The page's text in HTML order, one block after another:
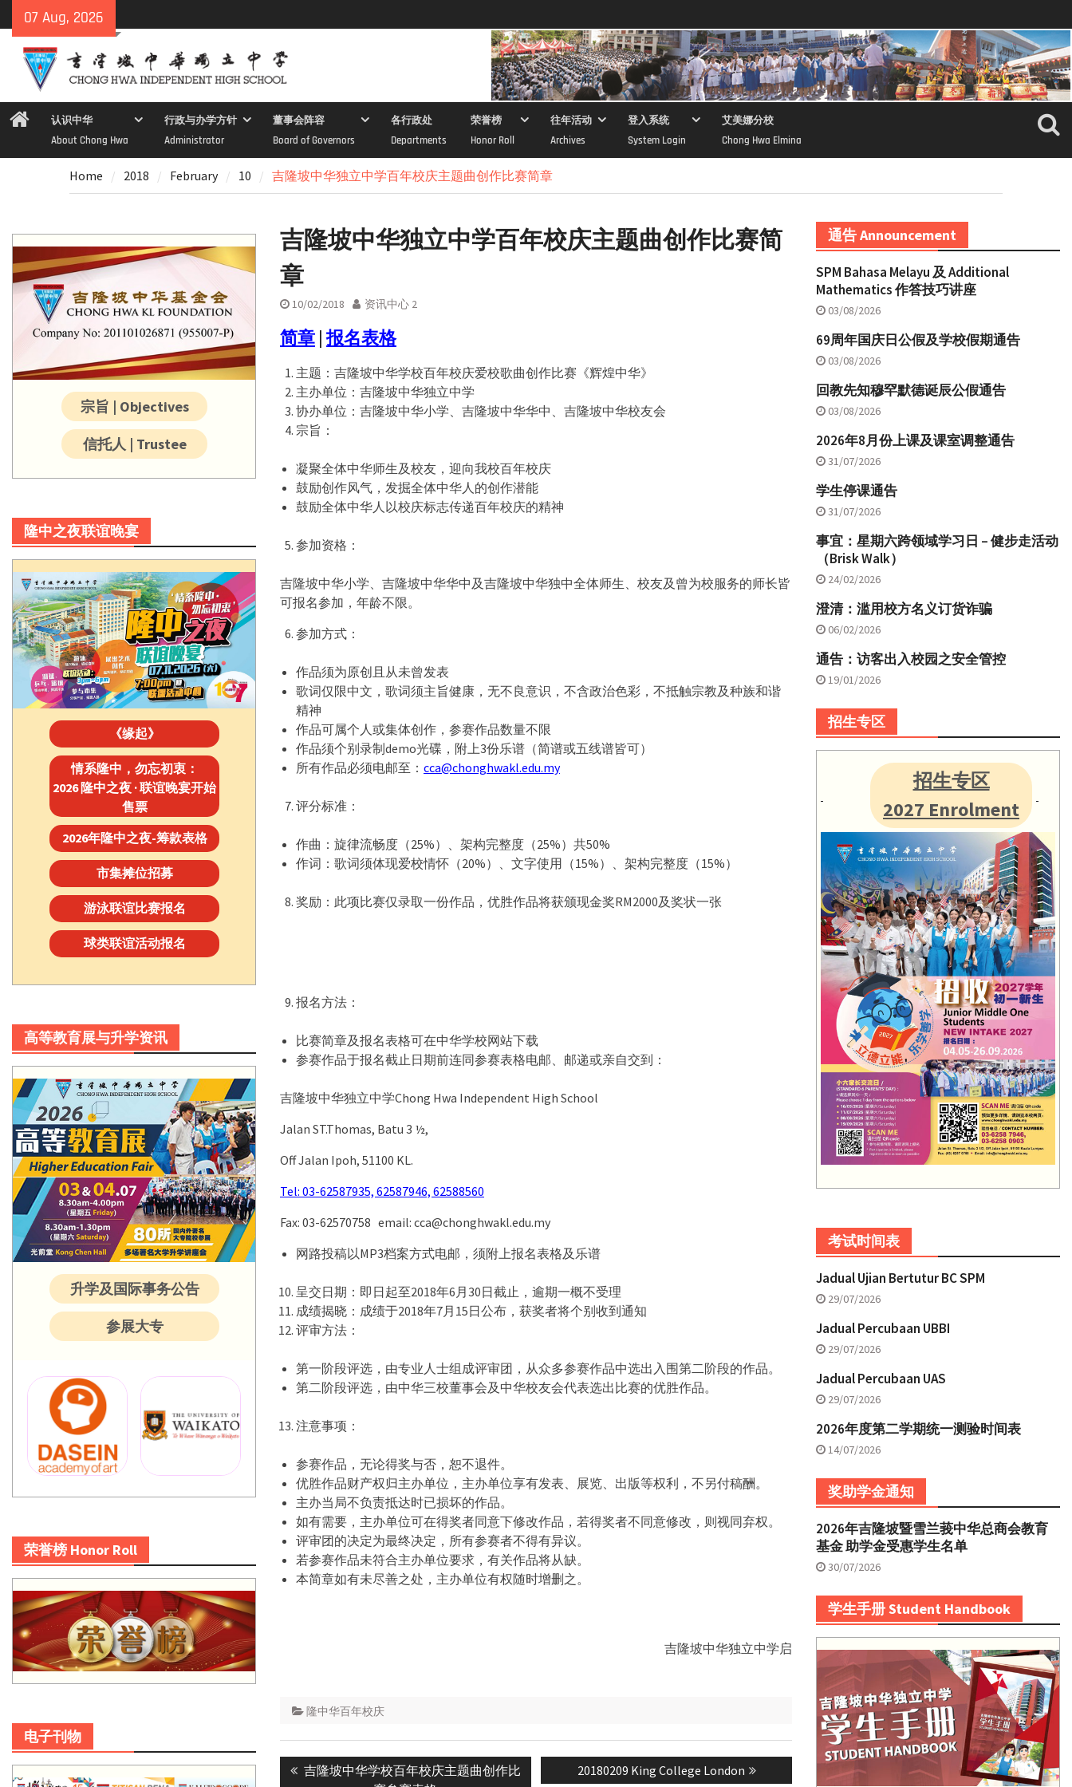
to
content
07 Aug, 2026
Home认识中华
About Chong Hwa
行政与办学方针
Administrator
董事会阵容
Board of Governors
各行政处
Departments
荣誉榜
Honor Roll
往年活动
Archives
登入系统
System Login
艾美娜分校
Chong Hwa Elmina
Home 2018 February 10 吉隆坡中华独立中学百年校庆主题曲创作比赛简章
吉隆坡中华独立中学百年校庆主题曲创作比赛简
章
10/02/2018 资讯中心 2
简章 |报名表格
主题：吉隆坡中华学校百年校庆爱校歌曲创作比赛《辉煌中华》
主办单位：吉隆坡中华独立中学
协办单位：吉隆坡中华小学、吉隆坡中华华中、吉隆坡中华校友会
宗旨：
凝聚全体中华师生及校友，迎向我校百年校庆
鼓励创作风气，发掘全体中华人的创作潜能
鼓励全体中华人以校庆标志传递百年校庆的精神
参加资格：
吉隆坡中华小学、吉隆坡中华华中及吉隆坡中华独中全体师生、校友及曾为校服务的师长皆
可报名参加，年龄不限。
参加方式：
作品须为原创且从未曾发表
歌词仅限中文，歌词须主旨健康，无不良意识，不含政治色彩，不抵触宗教及种族和谐
精神
作品可属个人或集体创作，参赛作品数量不限
作品须个别录制demo光碟，附上3份乐谱（简谱或五线谱皆可）
所有作品必须电邮至： cca@chonghwakl.edu.my
评分标准：
作曲：旋律流畅度（25%）、架构完整度（25%）共50%
作词：歌词须体现爱校情怀（20%）、文字使用（15%）、架构完整度（15%）
奖励：此项比赛仅录取一份作品，优胜作品将获颁现金奖RM2000及奖状一张
报名方法：
比赛简章及报名表格可在中华学校网站下载
参赛作品于报名截止日期前连同参赛表格电邮、邮递或亲自交到：
吉隆坡中华独立中学Chong Hwa Independent High School
Jalan ST.Thomas, Batu 3 ½,
Off Jalan Ipoh, 51100 KL.
Tel: 03-62587935, 62587946, 62588560
Fax: 03-62570758 email: cca@chonghwakl.edu.my
网路投稿以MP3档案方式电邮，须附上报名表格及乐谱
呈交日期：即日起至2018年6月30日截止，逾期一概不受理
成绩揭晓：成绩于2018年7月15日公布，获奖者将个别收到通知
评审方法：
第一阶段评选，由专业人士组成评审团，从众多参赛作品中选出入围第二阶段的作品。
第二阶段评选，由中华三校董事会及中华校友会代表选出比赛的优胜作品。
注意事项：
参赛作品，无论得奖与否，恕不退件。
优胜作品财产权归主办单位，主办单位享有发表、展览、出版等权利，不另付稿酬。
主办当局不负责抵达时已损坏的作品。
如有需要，主办单位可在得奖者同意下修改作品，若得奖者不同意修改，则视同弃权。
评审团的决定为最终决定，所有参赛者不得有异议。
若参赛作品未符合主办单位要求，有关作品将从缺。
本简章如有未尽善之处，主办单位有权随时增删之。
吉隆坡中华独立中学启
隆中华百年校庆
Post
navigation
Previous
吉隆坡中华学校百年校庆主题曲创作比
Next
20180209 King College London
通告 Announcement
SPM Bahasa Melayu 及 Additional
Mathematics 作答技巧讲座
03/08/2026
69周年国庆日公假及学校假期通告
03/08/2026
回教先知穆罕默德诞辰公假通告
03/08/2026
2026年8月份上课及课室调整通告
31/07/2026
学生停课通告
31/07/2026
事宜：星期六跨领域学习日 – 健步走活动
（Brisk Walk）
24/02/2026
澄清：滥用校方名义订货诈骗
06/02/2026
通告：访客出入校园之安全管控
19/01/2026
招生专区
招生专区
2027 Enrolment
考试时间表
Jadual Ujian Bertutur BC SPM
29/07/2026
Jadual Percubaan UBBI
29/07/2026
Jadual Percubaan UAS
29/07/2026
2026年度第二学期统一测验时间表
14/07/2026
奖助学金通知
2026年吉隆坡暨雪兰莪中华总商会教育
基金 助学金受惠学生名单
30/07/2026
学生手册 Student Handbook
宗旨 | Objectives
信托人 | Trustee
隆中之夜联谊晚宴
《缘起》
情系隆中，勿忘初衷：
2026 隆中之夜 · 联谊晚宴开始
售票
2026年隆中之夜-筹款表格
市集摊位招募
游泳联谊比赛报名
球类联谊活动报名
高等教育展与升学资讯
升学及国际事务公告
参展大专
荣誉榜 Honor Roll
电子刊物